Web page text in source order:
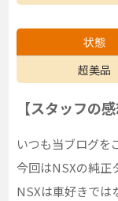
状態
超美品
【スタッフの感
いつも当ブログを
今回はNSXの純正
NSXは車好きでは